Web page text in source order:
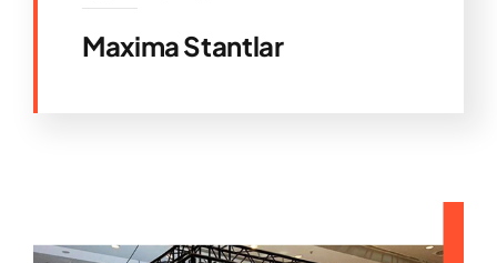
Maxima Stantlar